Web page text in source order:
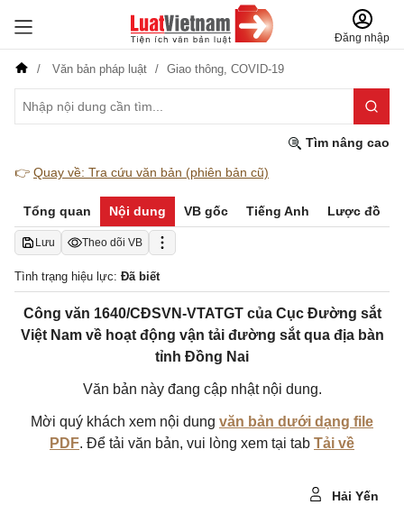
Đăng nhập
Văn bản pháp luật Giao thông, COVID-19
Tìm nâng cao
👉 Quay về: Tra cứu văn bản (phiên bản cũ)
Tổng quan Nội dung VB gốc Tiếng Anh Lược đồ
Lưu Theo dõi VB
Tình trạng hiệu lực: Đã biết
Công văn 1640/CĐSVN-VTATGT của Cục Đường sắt
Việt Nam về hoạt động vận tải đường sắt qua địa bàn
tỉnh Đồng Nai
Văn bản này đang cập nhật nội dung.
Mời quý khách xem nội dung văn bản dưới dạng file
PDF. Để tải văn bản, vui lòng xem tại tab Tải về
Hải Yến